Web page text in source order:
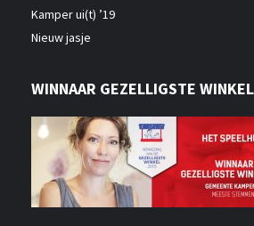
Kamper ui(t) ’19
Nieuw jasje
WINNAAR GEZELLIGSTE